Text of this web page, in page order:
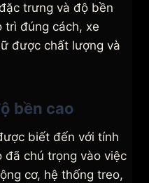
trưng và độ bền
trì đúng cách, xe
được chất lượng và
bền cao
biết đến với tính
đã chú trọng vào việc
cơ, hệ thống treo,